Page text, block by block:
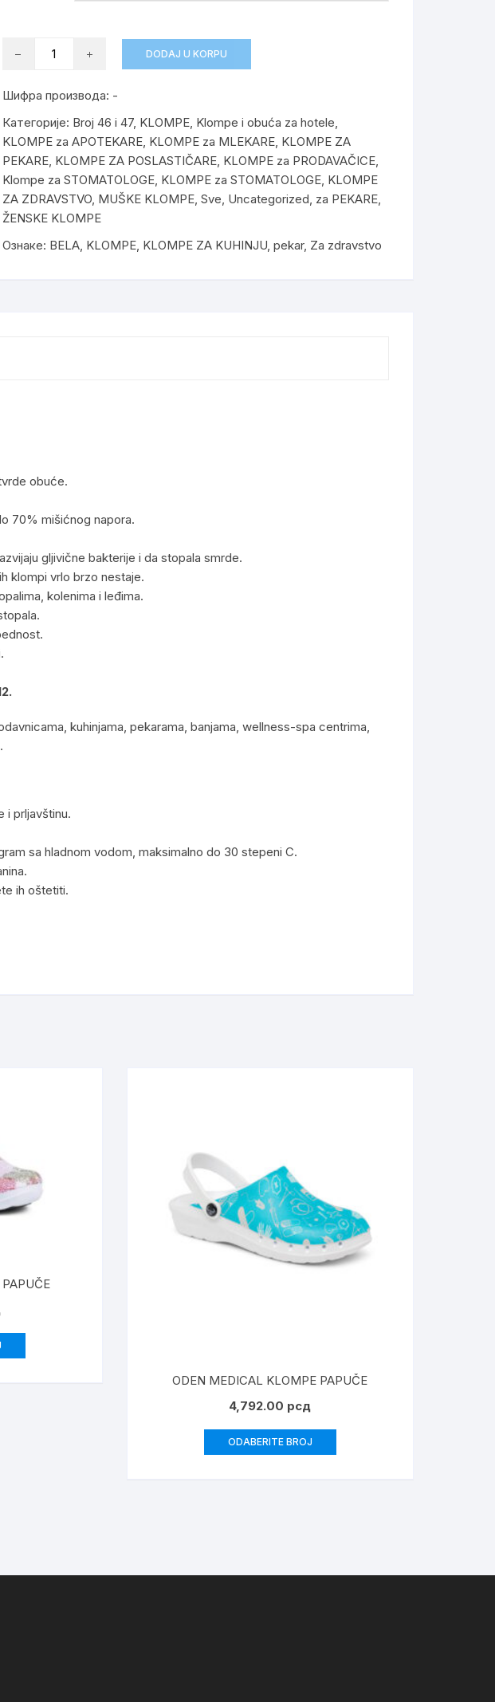
ODEN
количина
DODAJ U KORPU
Шифра производа: -
Категорије: Broj 46 i 47, KLOMPE, Klompe i obuća za hotele,
KLOMPE za APOTEKARE, KLOMPE za MLEKARE, KLOMPE ZA
PEKARE, KLOMPE ZA POSLASTIČARE, KLOMPE za PRODAVAČICE,
Klompe za STOMATOLOGE, KLOMPE za STOMATOLOGE, KLOMPE
ZA ZDRAVSTVO, MUŠKE KLOMPE, Sve, Uncategorized, za PEKARE,
ŽENSKE KLOMPE
Ознаке: BELA, KLOMPE, KLOMPE ZA KUHINJU, pekar, Za zdravstvo
obuće.
70% mišićnog napora.
gljivične bakterije i da stopala smrde.
klompi vrlo brzo nestaje.
kolenima i leđima.
kuhinjama, pekarama, banjama, wellness-spa centrima,
i prljavštinu.
sa hladnom vodom, maksimalno do 30 stepeni C.
ih oštetiti.
ODEN MEDICAL KLOMPE PAPUČE
4,792.00 рсд
ODABERITE BROJ